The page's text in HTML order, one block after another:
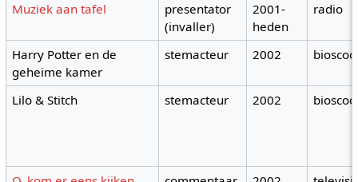
Muziek aan tafel
presentator
(invaller)
2001-
heden
radio
Harry Potter en de
geheime kamer
stemacteur 2002
Lilo & Stitch stemacteur 2002